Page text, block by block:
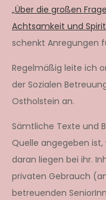
„Über die großen
Achtsamkeit und
schenkt Anregungen
Regelmäßig leite ich
der Sozialen
Ostholstein an.
Sämtliche Texte und
Quelle angegeben ist,
daran liegen bei ihr.
privaten Gebrauch
betreuenden